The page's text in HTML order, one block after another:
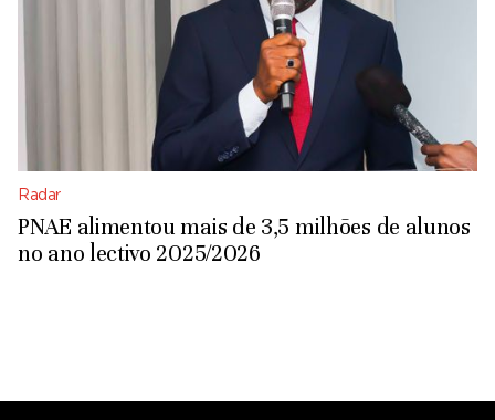
Radar
PNAE alimentou mais de 3,5 milhões de alunos
no ano lectivo 2025/2026